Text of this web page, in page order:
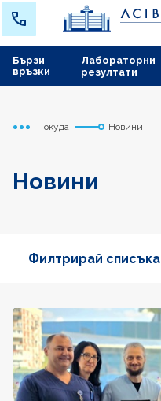
Лабораторни
резултати
Бързи
връзки
Начало
Токуда Новини
Новини
Филтрирай списъка